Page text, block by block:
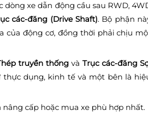
xe dẫn động cầu sau RWD,
các-đăng (Drive Shaft). Bộ phận
của động cơ, đồng thời phải chịu
truyền thống vàTrục các-đăng
dụng, kinh tế và một bên là
cấp hoặc mua xe phù hợp nhất.